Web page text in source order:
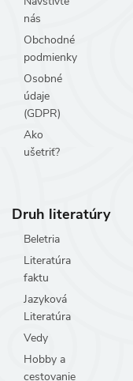
nás
Obchodné
podmienky
Osobné
údaje
(GDPR)
Ako
ušetriť?
Druh literatúry
Beletria
Literatúra
faktu
Jazyková
Literatúra
Vedy
Hobby a
cestovanie